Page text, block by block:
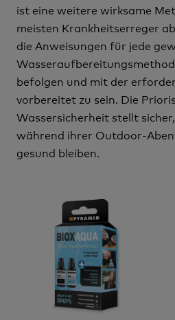
ist eine weitere wirksame
meisten Krankheitserreger
die Anweisungen für jede
befolgen und mit der
vorbereitet zu sein. Die
Wassersicherheit stellt
während ihrer Outdoor-
gesund bleiben.